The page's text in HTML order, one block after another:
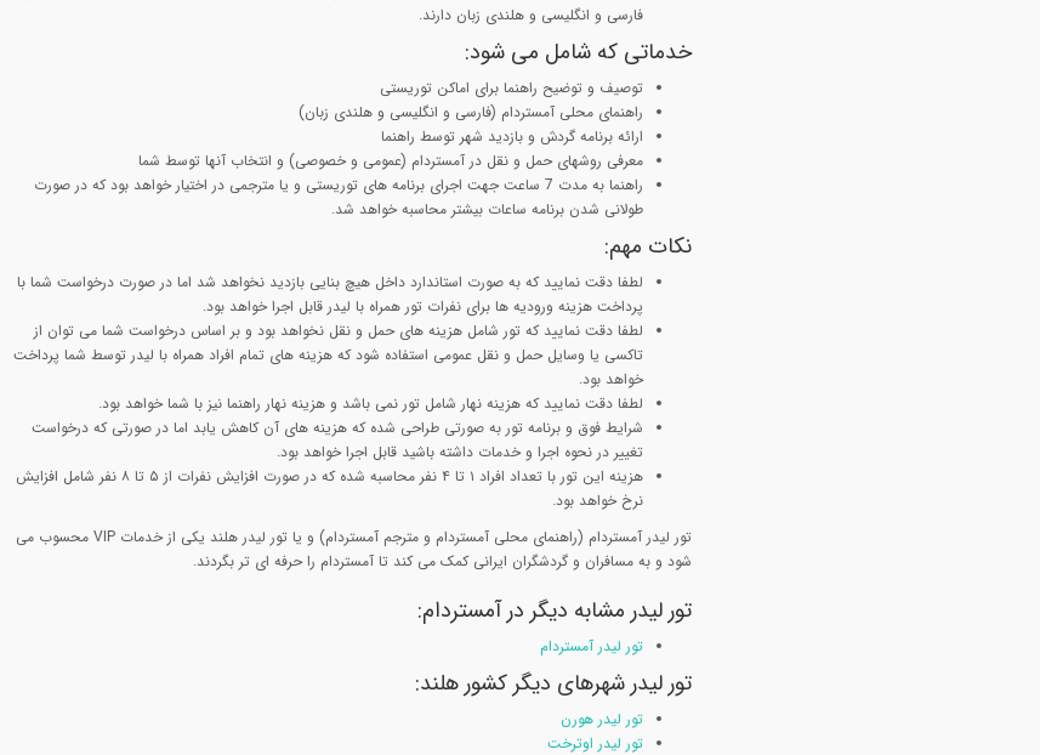
فارسی و انگلیسی و هلندی زبان دارند.
خدماتی که شامل می شود:
توصیف و توضیح راهنما برای اماکن توریستی
راهنمای محلی آمستردام (فارسی و انگلیسی و هلندی زبان)
ارائه برنامه گردش و بازدید شهر توسط راهنما
معرفی روشهای حمل و نقل در آمستردام (عمومی و خصوصی) و انتخاب آنها توسط شما
راهنما به مدت 7 ساعت جهت اجرای برنامه های توریستی و یا مترجمی در اختیار خواهد بود که در صورت
طولانی شدن برنامه ساعات بیشتر محاسبه خواهد شد.
نکات مهم:
لطفا دقت نمایید که به صورت استاندارد داخل هیچ بنایی بازدید نخواهد شد اما در صورت درخواست شما با
پرداخت هزینه ورودیه ها برای نفرات تور همراه با لیدر قابل اجرا خواهد بود.
لطفا دقت نمایید که تور شامل هزینه های حمل و نقل نخواهد بود و بر اساس درخواست شما می توان از
تاکسی یا وسایل حمل و نقل عمومی استفاده شود که هزینه های تمام افراد همراه با لیدر توسط شما پرداخت
خواهد بود.
لطفا دقت نمایید که هزینه نهار شامل تور نمی باشد و هزینه نهار راهنما نیز با شما خواهد بود.
شرایط فوق و برنامه تور به صورتی طراحی شده که هزینه های آن کاهش یابد اما در صورتی که درخواست
تغییر در نحوه اجرا و خدمات داشته باشید قابل اجرا خواهد بود.
هزینه این تور با تعداد افراد ۱ تا ۴ نفر محاسبه شده که در صورت افزایش نفرات از ۵ تا ۸ نفر شامل افزایش
نرخ خواهد بود.
تور لیدر آمستردام (راهنمای محلی آمستردام و مترجم آمستردام) و یا تور لیدر هلند یکی از خدمات VIP محسوب می
شود و به مسافران و گردشگران ایرانی کمک می کند تا آمستردام را حرفه ای تر بگردند.
تور لیدر مشابه دیگر در آمستردام:
تور لیدر آمستردام
تور لیدر شهرهای دیگر کشور هلند:
تور لیدر هورن
تور لیدر اوترخت